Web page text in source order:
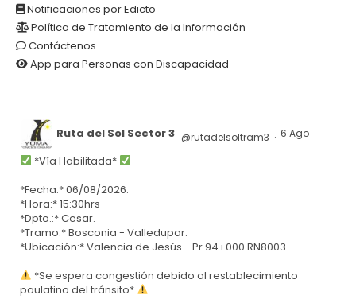
Notificaciones por Edicto
Política de Tratamiento de la Información
Contáctenos
App para Personas con Discapacidad
Ruta del Sol Sector 3 @rutadelsoltram3 · 6 Ago
*Vía Habilitada*
*Fecha:* 06/08/2026.
*Hora:* 15:30hrs
*Dpto.:* Cesar.
*Tramo:* Bosconia - Valledupar.
*Ubicación:* Valencia de Jesús - Pr 94+000 RN8003.
*Se espera congestión debido al restablecimiento
paulatino del tránsito*